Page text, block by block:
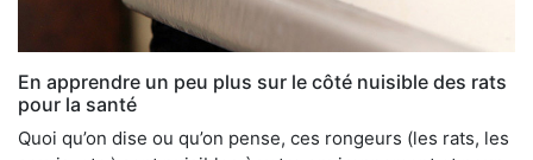
En apprendre un peu plus sur le côté nuisible des rats
pour la santé
Quoi qu’on dise ou qu’on pense, ces rongeurs (les rats, les